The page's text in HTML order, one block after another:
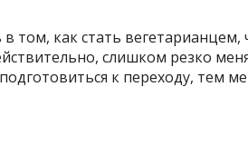
том, как стать вегетарианцем,
слишком резко
к переходу, тем